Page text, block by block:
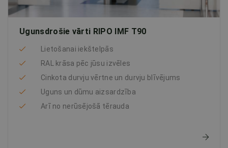
Ugunsdrošie vārti RIPO IMF T90
Lietošanai iekštelpās
RAL krāsa pēc jūsu izvēles
Cinkota durvju vērtne un durvju blīvējums
Uguns un dūmu aizsardzība
Arī no nerūsējošā tērauda